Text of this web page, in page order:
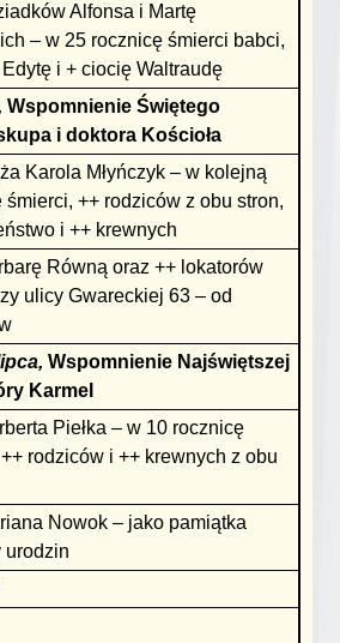
Alfonsa i Martę
– w 25 rocznicę śmierci babci,
i + ciocię Waltraudę
Wspomnienie Świętego
i doktora Kościoła
Karola Młyńczyk – w kolejną
śmierci, ++ rodziców z obu stron,
i ++ krewnych
Równą oraz ++ lokatorów
ulicy Gwareckiej 63 – od
Wspomnienie Najświętszej
Karmel
Piełka – w 10 rocznicę
rodziców i ++ krewnych z obu
Nowok – jako pamiątka
urodzin